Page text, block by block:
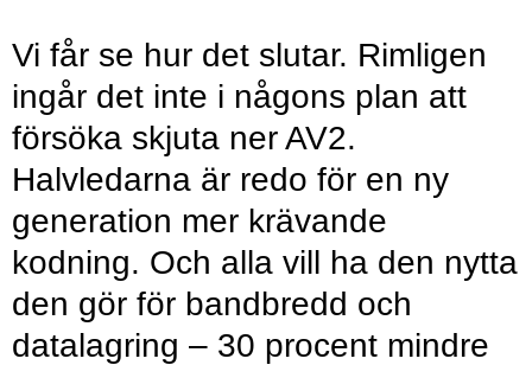
Vi får se hur det slutar. Rimligen
ingår det inte i någons plan att
försöka skjuta ner AV2.
Halvledarna är redo för en ny
generation mer krävande
kodning. Och alla vill ha den nytta
den gör för bandbredd och
datalagring – 30 procent mindre